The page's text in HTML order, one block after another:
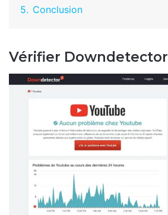
5. Conclusion
Vérifier Downdetector